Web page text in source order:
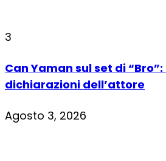
3
Can Yaman sul set di
dichiarazioni dell’attore
Agosto 3, 2026